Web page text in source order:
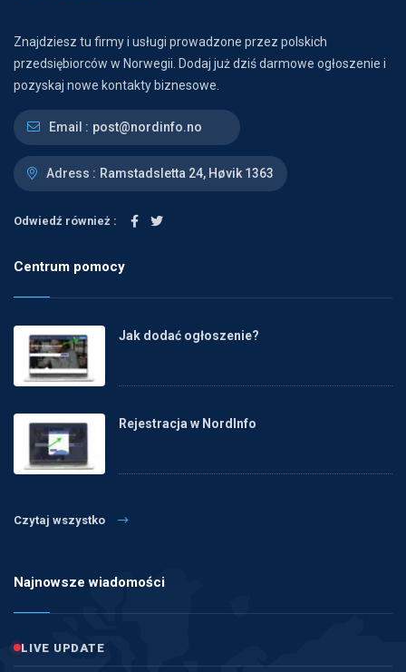
Znajdziesz tu firmy i usługi prowadzone przez polskich
przedsiębiorców w Norwegii. Dodaj już dziś darmowe ogłoszenie i
pozyskaj nowe kontakty biznesowe.
Email : post@nordinfo.no
Adress : Ramstadsletta 24, Høvik 1363
Odwiedź również :
Centrum pomocy
Jak dodać ogłoszenie?
Rejestracja w NordInfo
Czytaj wszystko
Najnowsze wiadomości
LIVE UPDATE